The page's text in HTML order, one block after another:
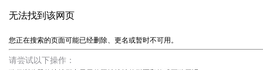
无法找到该网页
您正在搜索的页面可能已经删除、更名或暂时不可用。
请尝试以下操作：